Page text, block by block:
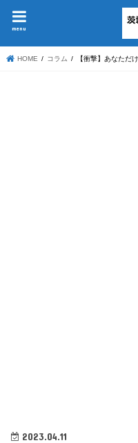
menu
HOME コラム 【衝撃】あなただ
2023.04.11